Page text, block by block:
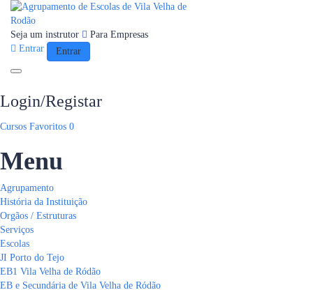
Seja um instrutor
Para Empresas
Entrar
Entrar
Login/Registar
Cursos Favoritos 0
Menu
Agrupamento
História da Instituição
Orgãos / Estruturas
Serviços
Escolas
JI Porto do Tejo
EB1 Vila Velha de Ródão
EB e Secundária de Vila Velha de Ródão